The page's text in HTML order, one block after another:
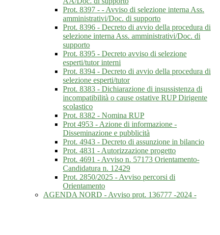
Prot. 8397 - - Avviso di selezione interna Ass.
amministrativi/Doc. di supporto
Prot. 8396 - Decreto di avvio della procedura di
selezione interna Ass. amministrativi/Doc. di
supporto
Prot. 8395 - Decreto avviso di selezione
esperti/tutor interni
Prot. 8394 - Decreto di avvio della procedura di
selezione esperti/tutor
Prot. 8383 - Dichiarazione di insussistenza di
incompatibilità o cause ostative RUP Dirigente
scolastico
Prot. 8382 - Nomina RUP
Prot 4953 - Azione di informazione -
Disseminazione e pubblicità
Prot. 4943 - Decreto di assunzione in bilancio
Prot. 4831 - Autorizzazione progetto
Prot. 4691 - Avviso n. 57173 Orientamento-
Candidatura n. 12429
Prot. 2850/2025 - Avviso percorsi di
Orientamento
AGENDA NORD - Avviso prot. 136777 -2024 -